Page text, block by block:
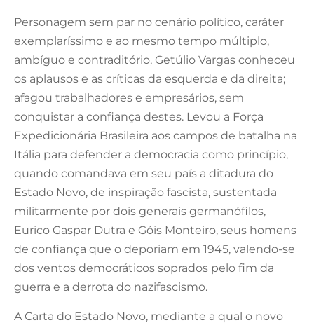
Personagem sem par no cenário político, caráter
exemplaríssimo e ao mesmo tempo múltiplo,
ambíguo e contraditório, Getúlio Vargas conheceu
os aplausos e as críticas da esquerda e da direita;
afagou trabalhadores e empresários, sem
conquistar a confiança destes. Levou a Força
Expedicionária Brasileira aos campos de batalha na
Itália para defender a democracia como princípio,
quando comandava em seu país a ditadura do
Estado Novo, de inspiração fascista, sustentada
militarmente por dois generais germanófilos,
Eurico Gaspar Dutra e Góis Monteiro, seus homens
de confiança que o deporiam em 1945, valendo-se
dos ventos democráticos soprados pelo fim da
guerra e a derrota do nazifascismo.
A Carta do Estado Novo, mediante a qual o novo